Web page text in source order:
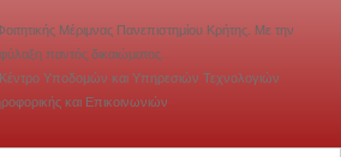
Μέριμνας Πανεπιστημίου Κρήτης. Με την
παντός δικαιώματος.
Κέντρο Υποδομών και Υπηρεσιών Τεχνολογιών
και Επικοινωνιών